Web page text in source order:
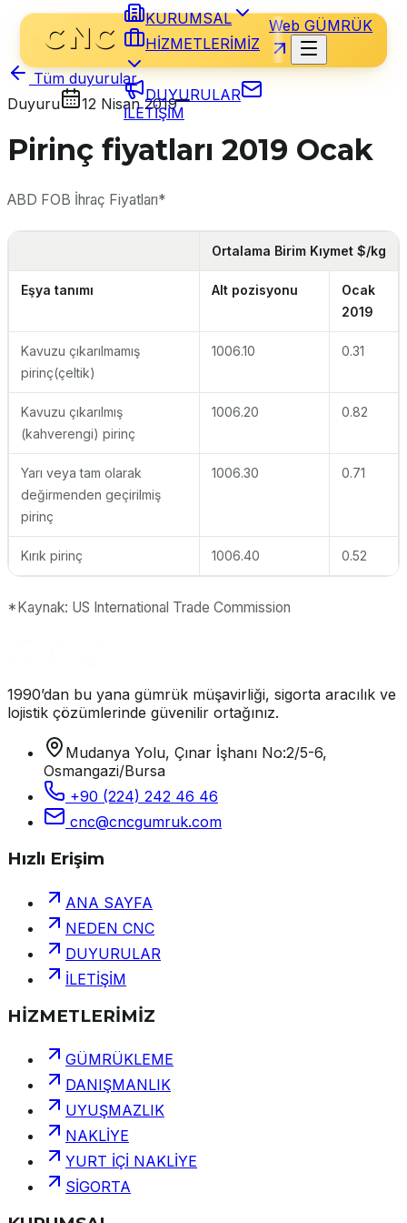
KURUMSAL
HİZMETLERİMİZ
DUYURULAR
İLETİŞİM
Web GÜMRÜK
Tüm duyurular
Duyuru
12 Nisan 2019
Pirinç fiyatları 2019 Ocak
ABD FOB İhraç Fiyatları*
Ortalama Birim Kıymet $/kg
Eşya tanımı Alt pozisyonu
Ocak
2019
Kavuzu çıkarılmamış
pirinç(çeltik)
1006.10 0.31
Kavuzu çıkarılmış
(kahverengi) pirinç
1006.20 0.82
Yarı veya tam olarak
değirmenden geçirilmiş
pirinç
1006.30 0.71
Kırık pirinç 1006.40 0.52
*Kaynak: US International Trade Commission
1990’dan bu yana gümrük müşavirliği, sigorta aracılık ve
lojistik çözümlerinde güvenilir ortağınız.
Mudanya Yolu, Çınar İşhanı No:2/5-6,
Osmangazi/Bursa
+90 (224) 242 46 46
cnc@cncgumruk.com
Hızlı Erişim
ANA SAYFA
NEDEN CNC
DUYURULAR
İLETİŞİM
HİZMETLERİMİZ
GÜMRÜKLEME
DANIŞMANLIK
UYUŞMAZLIK
NAKLİYE
YURT İÇİ NAKLİYE
SİGORTA